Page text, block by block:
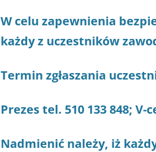
W celu zapewnienia
każdy z uczestników
Termin zgłaszania
Prezes tel. 510 133 848; V-
Nadmienić należy, iż